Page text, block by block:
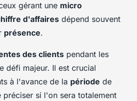
gérant une micro
d'affaires dépend souvent
présence.
des clients pendant les
défi majeur. Il est crucial
à l'avance de la période de
préciser si l'on sera totalement